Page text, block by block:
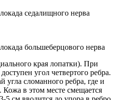
седалищного нерва
большеберцового нерва
края лопатки). При
угол четвертого ребра.
угла сломанного ребра, где и
Кожа в этом месте смещается